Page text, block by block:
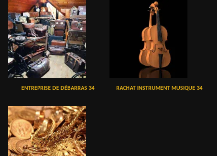
ENTREPRISE DE DÉBARRAS 34 RACHAT INSTRUMENT MUSIQUE 34